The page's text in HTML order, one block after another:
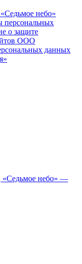
небо»
персональных
о защите
ООО
данных
небо» —